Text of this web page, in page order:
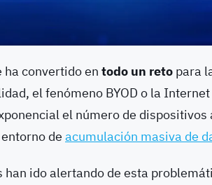
ha convertido en todo un reto para
el fenómeno BYOD o la Internet
el número de
de acumulación masiva de
han ido alertando de esta